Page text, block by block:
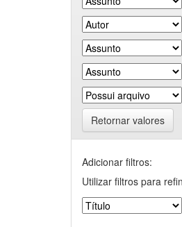
Retornar valores
Adicionar filtros:
Utilizar filtros para